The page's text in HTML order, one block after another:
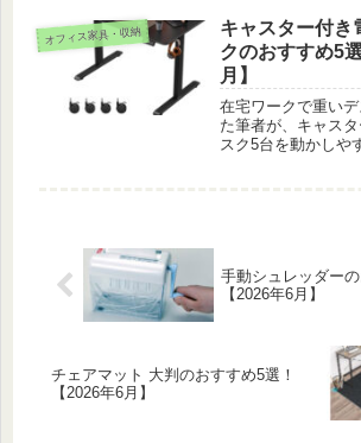
に。
オフィス家具・収納
キャスター付き
クのおすすめ5
月】
在宅ワークで重い
た筆者が、キャス
スク5台を動かしや
手動シュレッダー
【2026年6月】
チェアマット 大判のおすすめ5選！
【2026年6月】